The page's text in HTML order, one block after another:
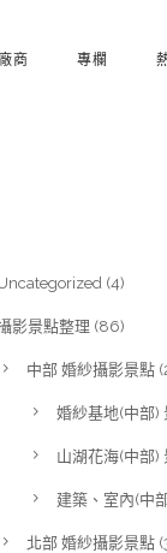
商 專欄
(4)
影景點整理 (86)
中部 婚紗攝影景點
婚紗基地(中部)
山湖花海(中部)
建築、室內(中
北部 婚紗攝影景點